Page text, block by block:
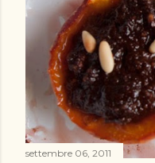
settembre 06, 2011